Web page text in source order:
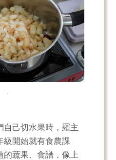
.
自己切水果時，羅主
級開始就有食農課
的蔬果、食譜，像上